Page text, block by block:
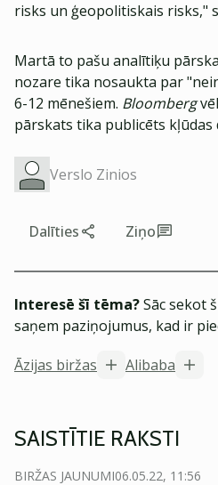
risks un ģeopolitiskais risks,"
Martā to pašu analītiķu
nozare tika nosaukta par
6-12 mēnešiem. Bloomberg
pārskats tika publicēts kļūdas
Verslo Zinios
Dalīties Ziņo
Interesē šī tēma?Sāc sekot
saņem paziņojumus, kad ir
Āzijas biržas
Alibaba
SAISTĪTIE RAKSTI
BIRŽAS JAUNUMI06.05.22, 11:56